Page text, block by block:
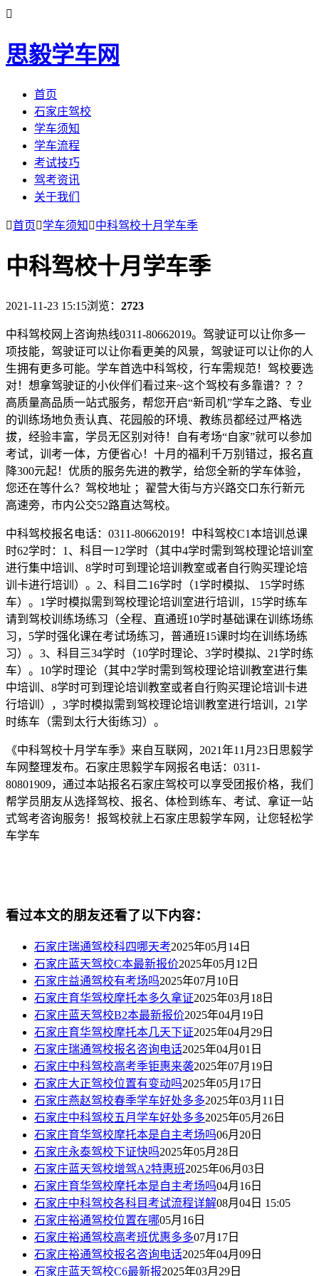

思毅学车网
首页
石家庄驾校
学车须知
学车流程
考试技巧
驾考资讯
关于我们
首页学车须知 中科驾校十月学车季
中科驾校十月学车季
2021-11-23 15:15浏览： 2723
中科驾校网上咨询热线0311-80662019。驾驶证可以让你多一
项技能，驾驶证可以让你看更美的风景，驾驶证可以让你的人
生拥有更多可能。学车首选中科驾校，行车需规范！驾校要选
对！想拿驾驶证的小伙伴们看过来~这个驾校有多靠谱？？？
高质量高品质一站式服务，帮您开启“新司机”学车之路、专业
的训练场地负责认真、花园般的环境、教练员都经过严格选
拔，经验丰富，学员无区别对待！自有考场“自家”就可以参加
考试，训考一体，方便省心！十月的福利千万别错过，报名直
降300元起！优质的服务先进的教学，给您全新的学车体验，
您还在等什么？驾校地址 ；翟营大街与方兴路交口东行新元
高速旁，市内公交52路直达驾校。
中科驾校报名电话：0311-80662019！中科驾校C1本培训总课
时62学时：1、科目一12学时（其中4学时需到驾校理论培训室
进行集中培训、8学时可到理论培训教室或者自行购买理论培
训卡进行培训）。2、科目二16学时（1学时模拟、 15学时练
车）。1学时模拟需到驾校理论培训室进行培训，15学时练车
请到驾校训练场练习（全程、直通班10学时基础课在训练场练
习，5学时强化课在考试场练习，普通班15课时均在训练场练
习）。3、科目三34学时（10学时理论、3学时模拟、21学时练
车）。10学时理论（其中2学时需到驾校理论培训教室进行集
中培训、8学时可到理论培训教室或者自行购买理论培训卡进
行培训），3学时模拟需到驾校理论培训教室进行培训，21学
时练车（需到太行大街练习）。
《中科驾校十月学车季》来自互联网，2021年11月23日思毅学
车网整理发布。石家庄思毅学车网报名电话：0311-
80801909，通过本站报名石家庄驾校可以享受团报价格，我们
帮学员朋友从选择驾校、报名、体检到练车、考试、拿证一站
式驾考咨询服务！报驾校就上石家庄思毅学车网，让您轻松学
车学车
看过本文的朋友还看了以下内容：
石家庄瑞通驾校科四哪天考2025年05月14日
石家庄蓝天驾校C本最新报价2025年05月12日
石家庄益通驾校有考场吗2025年07月10日
石家庄育华驾校摩托本多久拿证2025年03月18日
石家庄蓝天驾校B2本最新报价2025年04月19日
石家庄育华驾校摩托本几天下证2025年04月29日
石家庄瑞通驾校报名咨询电话2025年04月01日
石家庄中科驾校高考季钜惠来袭2025年07月19日
石家庄大正驾校位置有变动吗2025年05月17日
石家庄燕赵驾校春季学车好处多多2025年03月11日
石家庄中科驾校五月学车好处多多2025年05月26日
石家庄育华驾校摩托本是自主考场吗06月20日
石家庄永泰驾校下证快吗2025年05月28日
石家庄蓝天驾校增驾A2特惠班2025年06月03日
石家庄育华驾校摩托本是自主考场吗04月16日
石家庄中科驾校各科目考试流程详解08月04日 15:05
石家庄裕通驾校位置在哪05月16日
石家庄裕通驾校高考班优惠多多07月17日
石家庄裕通驾校报名咨询电话2025年04月09日
石家庄蓝天驾校C6最新报2025年03月29日